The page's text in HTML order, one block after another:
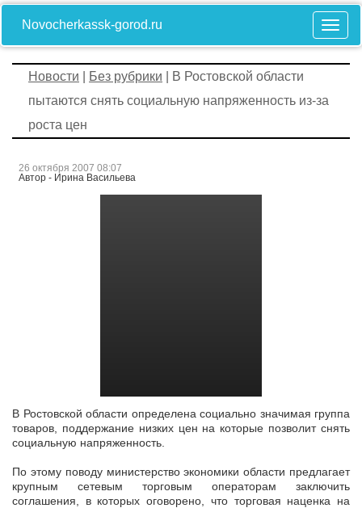
Novocherkassk-gorod.ru
Новости Без рубрики | В Ростовской области
пытаются снять социальную напряженность из-за
роста цен
26 октября 2007 08:07
Автор - Ирина Васильева
В Ростовской области определена социально значимая группа
товаров, поддержание низких цен на которые позволит снять
социальную напряженность.
По этому поводу министерство экономики области предлагает
крупным сетевым торговым операторам заключить
соглашения, в которых оговорено, что торговая наценка на